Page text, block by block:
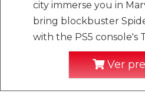
city immerse you in
bring blockbuster
with the PS5 console's
Ver